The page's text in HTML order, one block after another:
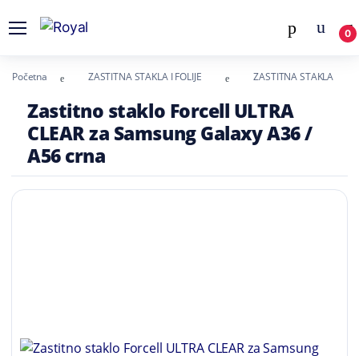
0
Početna ZASTITNA STAKLA I FOLIJE ZASTITNA STAKLA
Zastitno staklo Forcell ULTRA
CLEAR za Samsung Galaxy A36 /
A56 crna